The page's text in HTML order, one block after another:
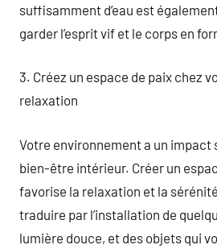
suffisamment d’eau est
garder l’esprit vif et le corps en
3. Créez un espace de paix chez
relaxation
Votre environnement a un
bien-être intérieur. Créer un
favorise la relaxation et la
traduire par l’installation de
lumière douce, et des objets qui